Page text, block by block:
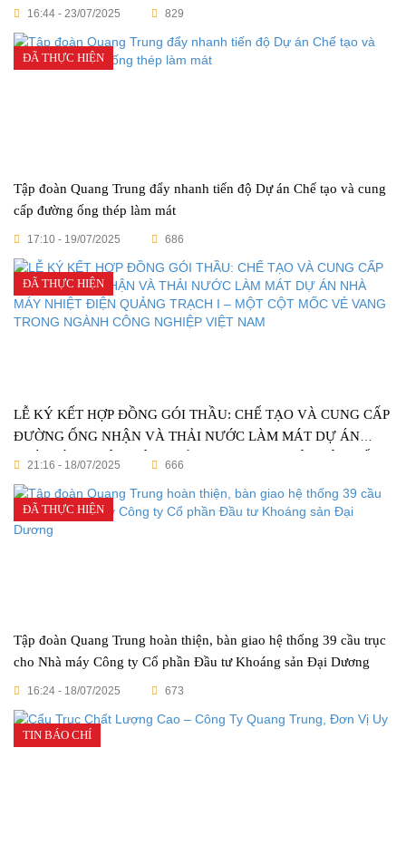
sau 273 ngày
16:44 - 23/07/2025 829
ĐÃ THỰC HIỆN
Tập đoàn Quang Trung đẩy nhanh tiến độ Dự án Chế tạo và cung
cấp đường ống thép làm mát
17:10 - 19/07/2025 686
ĐÃ THỰC HIỆN
LỄ KÝ KẾT HỢP ĐỒNG GÓI THẦU: CHẾ TẠO VÀ CUNG CẤP
ĐƯỜNG ỐNG NHẬN VÀ THẢI NƯỚC LÀM MÁT DỰ ÁN
NHÀ MÁY NHIỆT ĐIỆN QUẢNG TRẠCH I – MỘT CỘT MỐC
21:16 - 18/07/2025 666
ĐÃ THỰC HIỆN
Tập đoàn Quang Trung hoàn thiện, bàn giao hệ thống 39 cầu trục
cho Nhà máy Công ty Cổ phần Đầu tư Khoáng sản Đại Dương
16:24 - 18/07/2025 673
TIN BÁO CHÍ